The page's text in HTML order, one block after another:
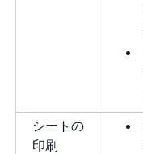
シートの
印刷